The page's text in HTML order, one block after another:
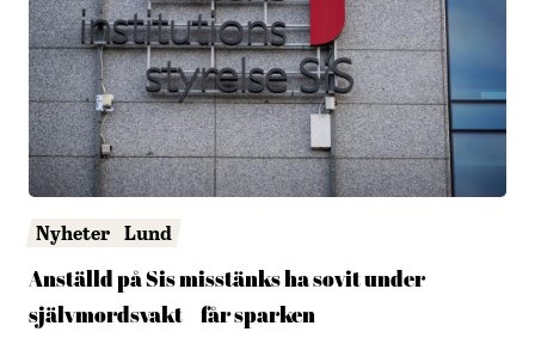
Nyheter Lund
Anställd på Sis misstänks ha sovit under
självmordsvakt – får sparken